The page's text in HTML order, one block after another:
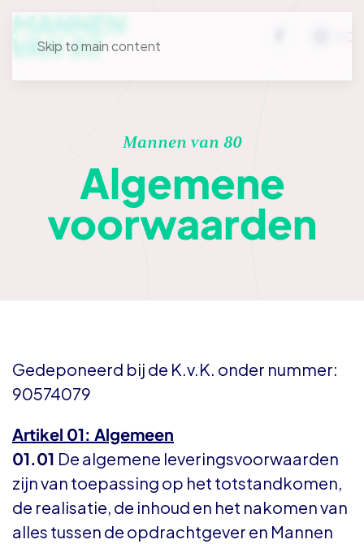
Skip to main content
Mannen van 80
Algemene
voorwaarden
Gedeponeerd bij de K.v.K. onder nummer:
90574079
Artikel 01: Algemeen
01.01 De algemene leveringsvoorwaarden
zijn van toepassing op het totstandkomen,
de realisatie, de inhoud en het nakomen van
alles tussen de opdrachtgever en Mannen